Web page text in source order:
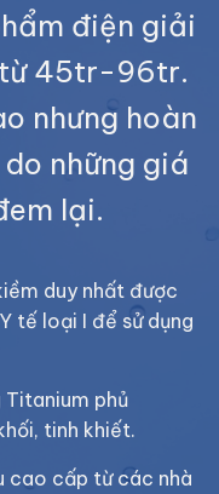
điện giải
từ 45tr-96tr.
nhưng hoàn
những giá
lại.
duy nhất được
tế loại I để sử dụng
phủ
tinh khiết.
cao cấp từ các nhà